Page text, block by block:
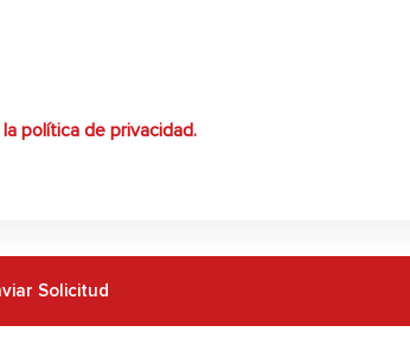
la política de privacidad.
Solicitud